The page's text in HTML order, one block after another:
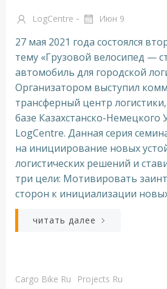
LogCentre - Июн 9
27 мая 2021 года состоялся
тему «Грузовой велосипед —
автомобиль для городской
Организатором выступил
трансферный центр
базе Казахстанско-Немецкого
LogCentre. Данная серия
на инициирование новых
логистических решений и
три цели: Мотивировать
сторон к инициализации
читать далее
Cargo Bike Ru Projects Ru